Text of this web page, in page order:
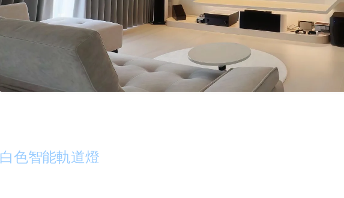
白色智能軌道燈